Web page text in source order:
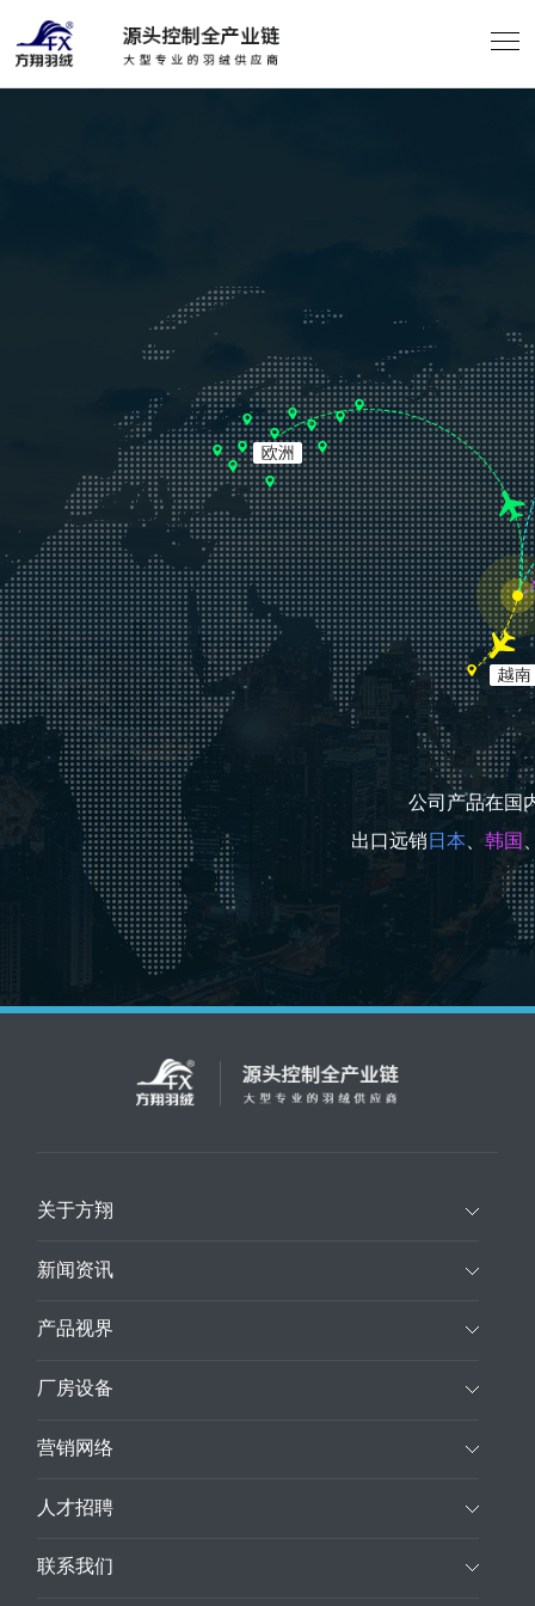
公司产品在国
出口远销 日本、 韩国
关于方翔
新闻资讯
产品视界
厂房设备
营销网络
人才招聘
联系我们